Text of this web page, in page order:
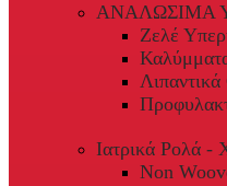
ΑΝΑΛΩΣΙΜΑ
Ζελέ
Ιατρικά Ρολά -
Non